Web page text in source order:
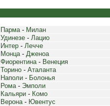
Парма- Милан
Удинезе - Лацио
Интер - Лечче
Монца- Дженоа
Фиорентина- Венеция
Торино - Аталанта
Наполи - Болонья
Рома- Эмполи
Кальяри - Комо
Верона- Ювентус